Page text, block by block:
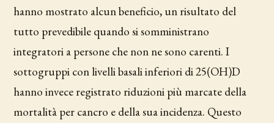
hanno mostrato alcun beneficio, un risultato del
tutto prevedibile quando si somministrano
integratori a persone che non ne sono carenti. I
sottogruppi con livelli basali inferiori di 25(OH)D
hanno invece registrato riduzioni più marcate della
mortalità per cancro e della sua incidenza. Questo